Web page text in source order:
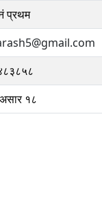
प्रथम
१८